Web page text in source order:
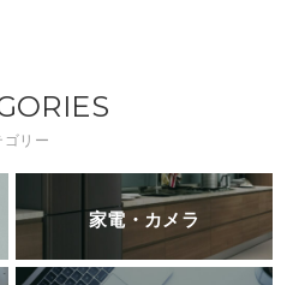
ゴリー
家電・カメラ